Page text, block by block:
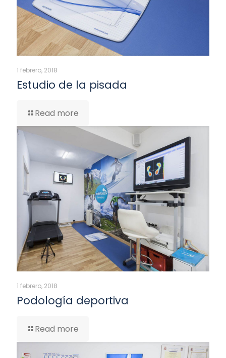
1 febrero, 2018
Estudio de la pisada
Read more
1 febrero, 2018
Podología deportiva
Read more